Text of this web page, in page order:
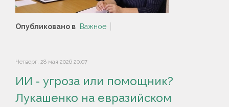
Опубликовано в Важное
Четверг, 28 мая 2026 20:07
ИИ - угроза или помощник?
Лукашенко на евразийском